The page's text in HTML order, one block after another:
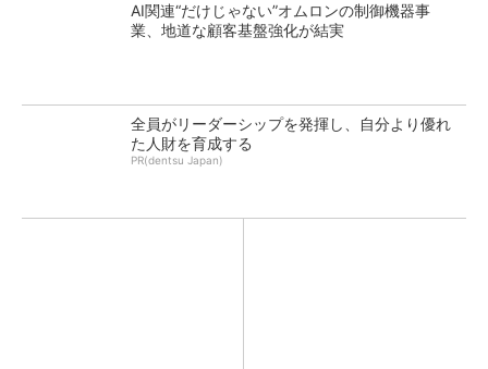
AI関連“だけじゃない”オムロンの制御機器事
業、地道な顧客基盤強化が結実
全員がリーダーシップを発揮し、自分より優れ
た人財を育成する
PR(dentsu Japan)